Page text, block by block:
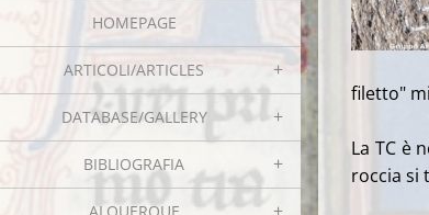
HOMEPAGE
ARTICOLI/ARTICLES
DATABASE/GALLERY
BIBLIOGRAFIA
filetto"
La TC è
roccia si